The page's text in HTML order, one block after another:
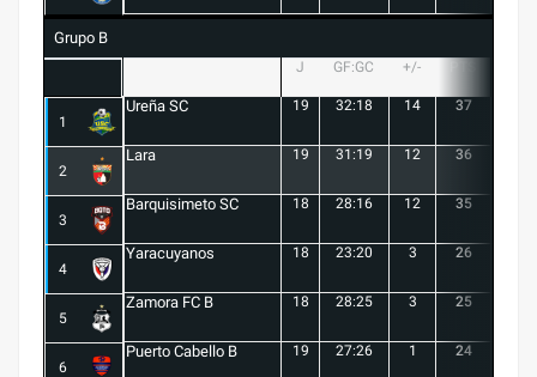
Grupo B
J GF:GC +/-
1
Ureña SC 19 32:18 14 37
2
Lara 19 31:19 12 36
3
Barquisimeto SC 18 28:16 12 35
4
Yaracuyanos 18 23:20 3 26
5
Zamora FC B 18 28:25 3 25
6
Puerto Cabello B 19 27:26 1 24